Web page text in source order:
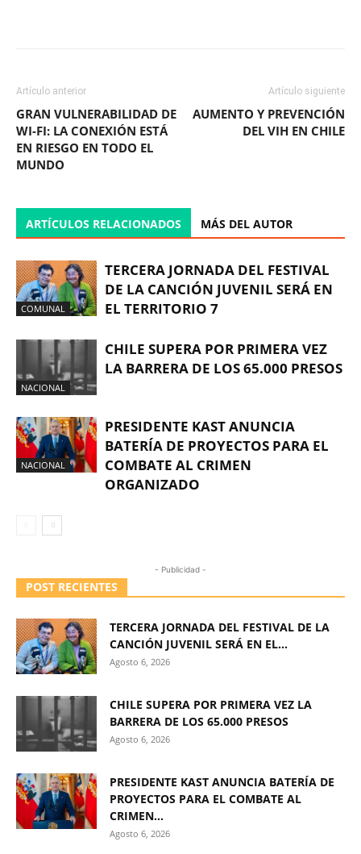
Artículo anterior
GRAN VULNERABILIDAD DE
WI-FI: LA CONEXIÓN ESTÁ
EN RIESGO EN TODO EL
MUNDO
Artículo siguiente
AUMENTO Y PREVENCIÓN
DEL VIH EN CHILE
ARTÍCULOS RELACIONADOS MÁS DEL AUTOR
COMUNAL
TERCERA JORNADA DEL FESTIVAL
DE LA CANCIÓN JUVENIL SERÁ EN
EL TERRITORIO 7
NACIONAL
CHILE SUPERA POR PRIMERA VEZ
LA BARRERA DE LOS 65.000 PRESOS
NACIONAL
PRESIDENTE KAST ANUNCIA
BATERÍA DE PROYECTOS PARA EL
COMBATE AL CRIMEN
ORGANIZADO
- Publicidad -
POST RECIENTES
TERCERA JORNADA DEL FESTIVAL DE LA
CANCIÓN JUVENIL SERÁ EN EL...
Agosto 6, 2026
CHILE SUPERA POR PRIMERA VEZ LA
BARRERA DE LOS 65.000 PRESOS
Agosto 6, 2026
PRESIDENTE KAST ANUNCIA BATERÍA DE
PROYECTOS PARA EL COMBATE AL
CRIMEN...
Agosto 6, 2026